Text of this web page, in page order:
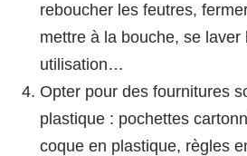
reboucher les feutres,
mettre à la bouche, se laver
utilisation…
Opter pour des fournitures
plastique : pochettes
coque en plastique, règles